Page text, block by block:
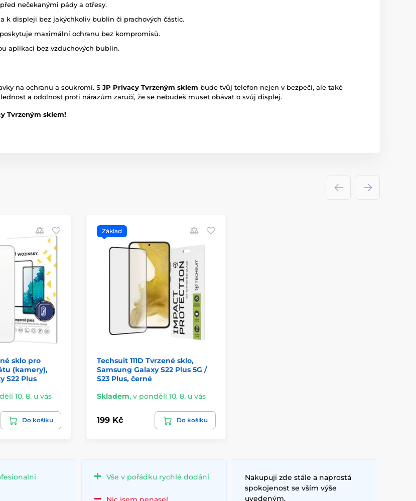
nečekanými pády a otřesy.
k displeji bez jakýchkoliv bublin či prachových částic.
maximální ochranu bez kompromisů.
aplikaci bez vzduchových bublin.
na ochranu a soukromí. S JP Privacy Tvrzeným sklem bude tvůj telefon nejen v bezpečí, ale také
a odolnost proti nárazům zaručí, že se nebudeš muset obávat o svůj displej.
Tvrzeným sklem!
sklo pro
(kamery),
S22 Plus
10. 8. u vás
Do košíku
Základ
Techsuit 111D Tvrzené sklo,
Samsung Galaxy S22 Plus 5G /
S23 Plus, černé
Skladem, v pondělí 10. 8. u vás
199 Kč Do košíku
Vše v pořádku rychlé dodání
Nakupuji zde stále a naprostá
spokojenost se vším výše
uvedeným.